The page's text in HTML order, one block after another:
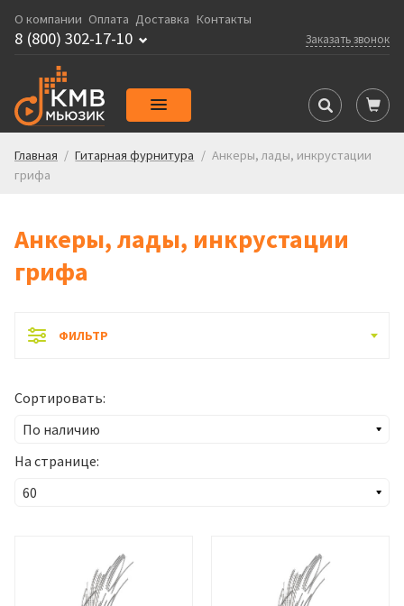
О компании Оплата Доставка Контакты
Заказать звонок
8 (800) 302-17-10
Главная / Гитарная фурнитура / Анкеры, лады, инкрустации
грифа
Анкеры, лады, инкрустации
грифа
ФИЛЬТР
Сортировать:
На странице: